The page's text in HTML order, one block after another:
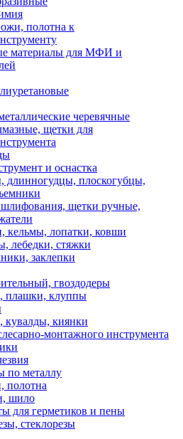
полотна к
материалы для МФИ и
черевячные
щетки для
и оснастка
длинногудцы, плоскогубцы,
шлифования, щетки ручные,
кельмы, лопатки, ковши
лебедки, стяжки
заклепки
гвоздодеры
плашки, клуппы
кувалды, киянки
монтажного инструмента
металлу
полотна
шило
для герметиков и пены
стеклорезы